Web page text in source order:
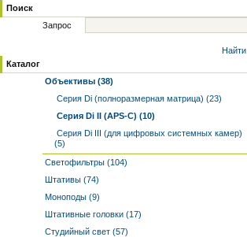
Поиск
Запрос
Найти
Каталог
Объективы (38)
Серия Di (полноразмерная матрица) (23)
Серия Di II (APS-C) (10)
Серия Di III (для цифровых системных камер)
(5)
Светофильтры (104)
Штативы (74)
Моноподы (9)
Штативные головки (17)
Студийный свет (57)